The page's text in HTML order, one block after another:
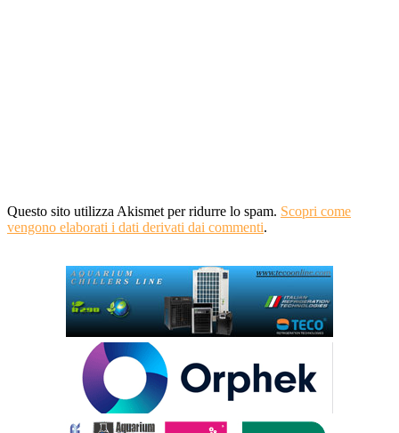
Questo sito utilizza Akismet per ridurre lo spam. Scopri come
vengono elaborati i dati derivati dai commenti.